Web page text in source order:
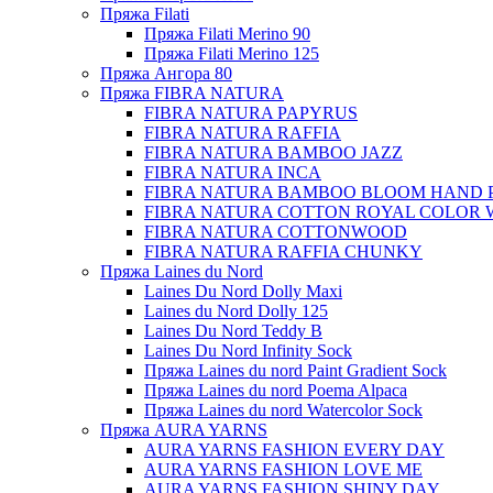
Пряжа Filati
Пряжа Filati Merino 90
Пряжа Filati Merino 125
Пряжа Ангора 80
Пряжа FIBRA NATURA
FIBRA NATURA PAPYRUS
FIBRA NATURA RAFFIA
FIBRA NATURA BAMBOO JAZZ
FIBRA NATURA INCA
FIBRA NATURA BAMBOO BLOOM HAND
FIBRA NATURA COTTON ROYAL COLOR
FIBRA NATURA COTTONWOOD
FIBRA NATURA RAFFIA CHUNKY
Пряжа Laines du Nord
Laines Du Nord Dolly Maxi
Laines du Nord Dolly 125
Laines Du Nord Teddy B
Laines Du Nord Infinity Sock
Пряжа Laines du nord Paint Gradient Sock
Пряжа Laines du nord Poema Alpaca
Пряжа Laines du nord Watercolor Sock
Пряжа AURA YARNS
AURA YARNS FASHION EVERY DAY
AURA YARNS FASHION LOVE ME
AURA YARNS FASHION SHINY DAY